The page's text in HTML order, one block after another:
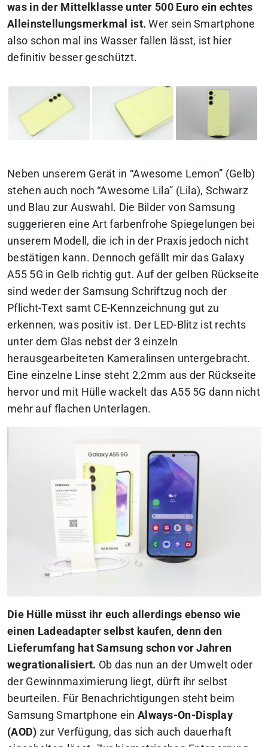
was in der Mittelklasse unter 500 Euro ein echtes
Alleinstellungsmerkmal ist. Wer sein Smartphone
also schon mal ins Wasser fallen lässt, ist hier
definitiv besser geschützt.
Neben unserem Gerät in “Awesome Lemon” (Gelb)
stehen auch noch “Awesome Lila” (Lila), Schwarz
und Blau zur Auswahl. Die Bilder von Samsung
suggerieren eine Art farbenfrohe Spiegelungen bei
unserem Modell, die ich in der Praxis jedoch nicht
bestätigen kann. Dennoch gefällt mir das Galaxy
A55 5G in Gelb richtig gut. Auf der gelben Rückseite
sind weder der Samsung Schriftzug noch der
Pflicht-Text samt CE-Kennzeichnung gut zu
erkennen, was positiv ist. Der LED-Blitz ist rechts
unter dem Glas nebst der 3 einzeln
herausgearbeiteten Kameralinsen untergebracht.
Eine einzelne Linse steht 2,2mm aus der Rückseite
hervor und mit Hülle wackelt das A55 5G dann nicht
mehr auf flachen Unterlagen.
Die Hülle müsst ihr euch allerdings ebenso wie
einen Ladeadapter selbst kaufen, denn den
Lieferumfang hat Samsung schon vor Jahren
wegrationalisiert. Ob das nun an der Umwelt oder
der Gewinnmaximierung liegt, dürft ihr selbst
beurteilen. Für Benachrichtigungen steht beim
Samsung Smartphone ein Always-On-Display
(AOD) zur Verfügung, das sich auch dauerhaft